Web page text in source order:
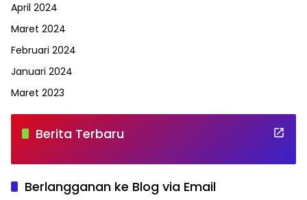
April 2024
Maret 2024
Februari 2024
Januari 2024
Maret 2023
Berita Terbaru
Berlangganan ke Blog via Email